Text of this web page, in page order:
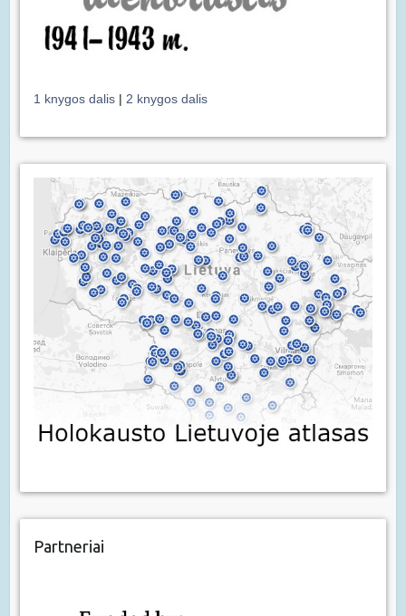
1 knygos dalis | 2 knygos dalis
Partneriai